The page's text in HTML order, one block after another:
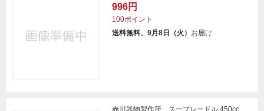
996円
100ポイント
送料無料、9月8日（火） お届け
赤川器物製作所 スープレードル 450cc